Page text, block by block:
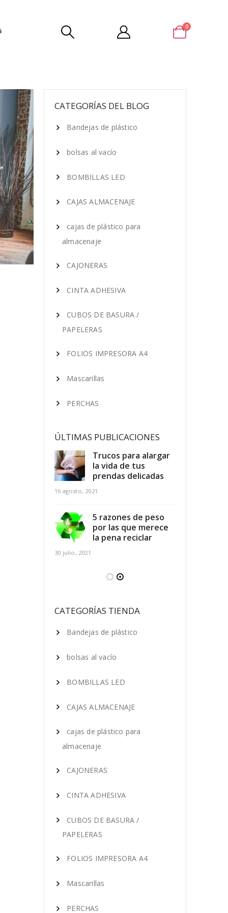
0
CATEGORÍAS DEL BLOG
Bandejas de plástico
bolsas al vacío
BOMBILLAS LED
CAJAS ALMACENAJE
cajas de plástico para
almacenaje
CAJONERAS
CINTA ADHESIVA
CUBOS DE BASURA /
PAPELERAS
FOLIOS IMPRESORA A4
Mascarillas
PERCHAS
ÚLTIMAS PUBLICACIONES
Trucos para alargar
la vida de tus
prendas delicadas
16 agosto, 2021
5 razones de peso
por las que merece
la pena reciclar
30 julio, 2021
CATEGORÍAS TIENDA
Bandejas de plástico
bolsas al vacío
BOMBILLAS LED
CAJAS ALMACENAJE
cajas de plástico para
almacenaje
CAJONERAS
CINTA ADHESIVA
CUBOS DE BASURA /
PAPELERAS
FOLIOS IMPRESORA A4
Mascarillas
PERCHAS